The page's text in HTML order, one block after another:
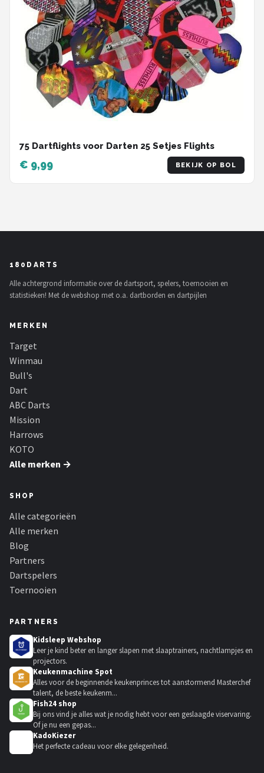
75 Dartflights voor Darten 25 Setjes Flights
€ 9,99 BEKIJK OP BOL
180DARTS
Alle achtergrond informatie over de dartsport, spelers, toernooien en
statistieken! Met de webshop met o.a. dartborden en dartpijlen
MERKEN
Target
Winmau
Bull's
Dart
ABC Darts
Mission
Harrows
KOTO
Alle merken →
SHOP
Alle categorieën
Alle merken
Blog
Partners
Dartspelers
Toernooien
PARTNERS
Kidsleep Webshop
Leer je kind beter en langer slapen met slaaptrainers, nachtlampjes en
projectors.
Keukenmachine Spot
Alles voor de beginnende keukenprinces tot aanstormend Masterchef
talent, de beste keukenm...
Fish24 shop
Bij ons vind je alles wat je nodig hebt voor een geslaagde viservaring.
Of je nu een gepas...
KadoKiezer
Het perfecte cadeau voor elke gelegenheid.